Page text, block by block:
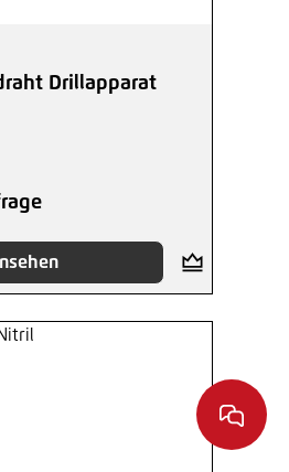
Drillapparat